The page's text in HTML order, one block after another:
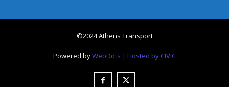
©2024 Athens Transport
Powered byWebDots | Hosted by CIVIC